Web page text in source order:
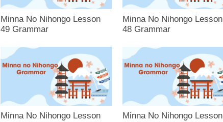
Minna No Nihongo Lesson
49 Grammar
Minna No Nihongo Lesson
48 Grammar
Minna No Nihongo Lesson
Minna No Nihongo Lesson